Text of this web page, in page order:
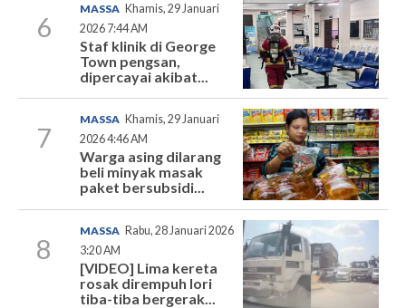
6
MASSA Khamis, 29 Januari
2026 7:44 AM
Staf klinik di George
Town pengsan,
dipercayai akibat...
7
MASSA Khamis, 29 Januari
2026 4:46 AM
Warga asing dilarang
beli minyak masak
paket bersubsidi...
8
MASSA Rabu, 28 Januari 2026
3:20 AM
[VIDEO] Lima kereta
rosak dirempuh lori
tiba-tiba bergerak...